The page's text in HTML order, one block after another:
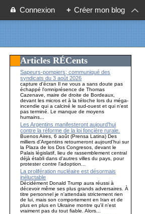
Connexion + Créer mon blog
Articles RÉCents
Sapeurs-pompiers; communiqué des
syndicats du 3 août 2026
capture d'écran Il ne vous a sans doute pas
échappé l'omniprésence de Thomas
Cazenave, maire de droite de Bordeaux,
devant les micros et à la téloche lors du méga-
incendie qui a calciné le sud-ouest et qui n'est
pas terminé. Le manque de moyens
humains...
Les Argentins manifesteront aujourd'hui
contre la réforme de la loi foncière rurale.
Buenos Aires, 6 août (Prensa Latina) Des
milliers d'Argentins retourneront aujourd'hui sur
la Plaza de los Dos Congresos, devant le
Palais législatif, lieu de rassemblement central
déjà établi dans d'autres villes du pays, pour
protester contre l'adoption...
La prolifération nucléaire est désormais
inéluctable
Décidément Donald Trump aura réussi à
décevoir même ses plus grands adversaires. À
titre personnel je n'attendais strictement rien
de lui, mais son comportement en Iran et de
plus en plus en Ukraine montre qu'il n'est
vraiment pas du tout fiable. Alors...